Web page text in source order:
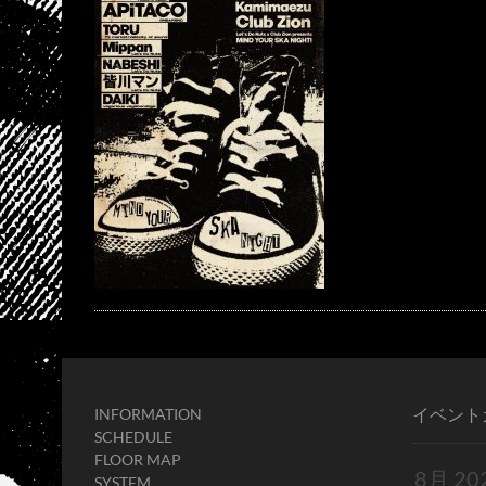
INFORMATION
SCHEDULE
FLOOR MAP
SYSTEM
イベン